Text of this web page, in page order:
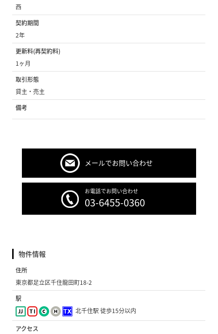
西
契約期間
2年
更新料(再契約料)
1ヶ月
取引形態
貸主・売主
備考
メールでお問い合わせ
お電話でお問い合わせ
03-6455-0360
物件情報
住所
東京都足立区千住龍田町18-2
駅
北千住駅 徒歩15分以内
アクセス